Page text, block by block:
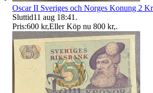
Oscar II Sveriges och Norges Konung 2
Sluttid11 aug 18:41 .
Pris:600 kr,Eller Köp nu 800 kr,.